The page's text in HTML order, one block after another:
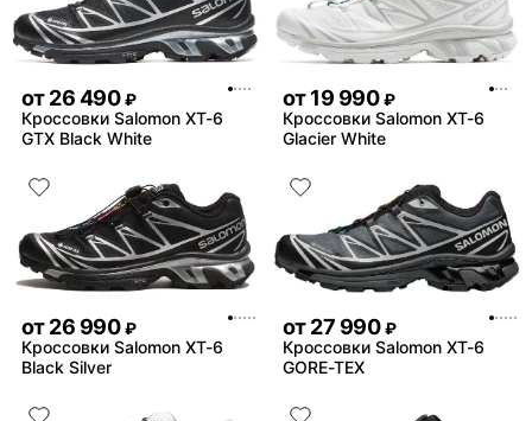
от26 490 ₽
Кроссовки Salomon XT-6
GTX Black White
от19 990 ₽
Кроссовки Salomon XT-6
Glacier White
от26 990 ₽
Кроссовки Salomon XT-6
Black Silver
от27 990 ₽
Кроссовки Salomon XT-6
GORE-TEX